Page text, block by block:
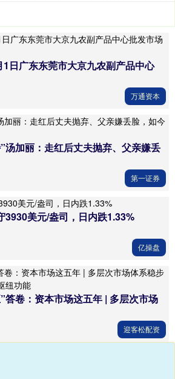
日广东东莞市大京九农副产品中心
万通资本
汤加丽：走红后丈夫抛弃、父亲嫌丢
第一证券
3930美元/盎司，日内跌1.33%
亿操盘
答卷：资本市场这五年 | 多层次市场
迎客松配资